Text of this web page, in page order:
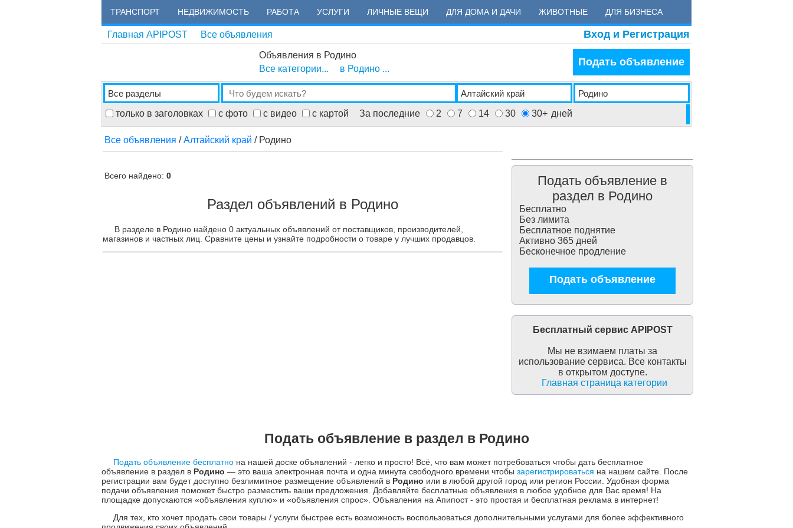
ТРАНСПОРТ НЕДВИЖИМОСТЬ РАБОТА УСЛУГИ ЛИЧНЫЕ ВЕЩИ ДЛЯ ДОМА И ДАЧИ ЖИВОТНЫЕ ДЛЯ БИЗНЕСА
Главная APIPOST Все объявления Вход и Регистрация
Объявления в Родино
Все категории...
в Родино ...
Подать объявление
только в заголовках с фото с видео с картой За последние 2 7 14 30 30+ дней
Все объявления /Алтайский край / Родино
Всего найдено: 0
Раздел объявлений в Родино
В разделе в Родино найдено 0 актуальных объявлений от поставщиков, производителей,
магазинов и частных лиц. Сравните цены и узнайте подробности о товаре у лучших продавцов.
Подать объявление в
раздел в Родино
Бесплатно
Без лимита
Бесплатное поднятие
Активно 365 дней
Бесконечное продление
Подать объявление
Бесплатный сервис APIPOST
Мы не взимаем платы за
использование сервиса. Все контакты
в открытом доступе.
Главная страница категории
Подать объявление в раздел в Родино
Подать объявление бесплатно на нашей доске объявлений - легко и просто! Всё, что вам может потребоваться чтобы дать бесплатное
объявление в раздел в Родино — это ваша электронная почта и одна минута свободного времени чтобы зарегистрироваться на нашем сайте. После
регистрации вам будет доступно безлимитное размещение объявлений в Родино или в любой другой город или регион России. Удобная форма
подачи объявления поможет быстро разместить ваши предложения. Добавляйте бесплатные объявления в любое удобное для Вас время! На
площадке допускаются «объявления куплю» и «объявления спрос». Объявления на Апипост - это простая и бесплатная реклама в интернет!
Для тех, кто хочет продать свои товары / услуги быстрее есть возможность воспользоваться дополнительными услугами для более эффективного